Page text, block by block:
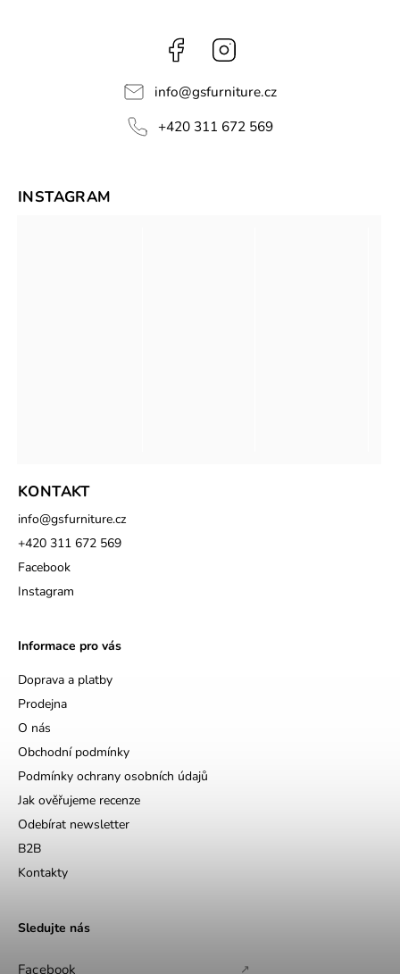
Facebook
info@gsfurniture.cz
+420 311 672 569
KONTAKT
info@gsfurniture.cz
+420 311 672 569
Facebook
Instagram
Informace pro vás
Doprava a platby
Prodejna
O nás
Obchodní podmínky
Podmínky ochrany osobních údajů
Jak ověřujeme recenze
Odebírat newsletter
B2B
Kontakty
INSTAGRAM
Sledujte nás
Facebook ↗